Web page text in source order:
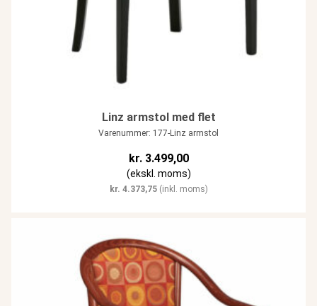
Linz armstol med flet
Varenummer: 177-Linz armstol
kr.3.499,00
(ekskl. moms)
kr. 4.373,75(inkl. moms)